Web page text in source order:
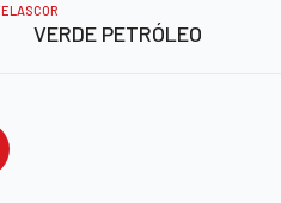
COR
VERDE PETRÓLEO